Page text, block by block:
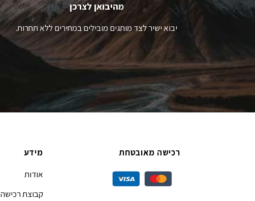
מהיבואן לצרכן
יבוא ישיר לצד מותגים מובילים במחירים ללא תחרות.
רכישה מאובטחת
מידע
אודות
קבוצת רכישה